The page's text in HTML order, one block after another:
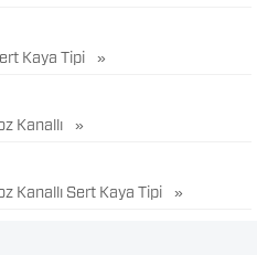
Kaya Tipi
Kanallı
Kanallı Sert Kaya Tipi